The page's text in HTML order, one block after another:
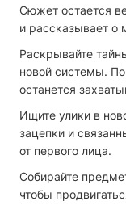
Сюжет остается
и рассказывает о
Раскрывайте
новой системы.
останется
Ищите улики в
зацепки и
от первого лица.
Собирайте
чтобы